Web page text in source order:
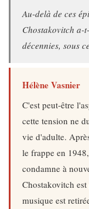
Au-delà de ces
Chostakovitch a-
décennies, sous
Hélène Vasnier
C'est peut-être
cette tension ne
vie d'adulte.
le frappe en
condamne à
Chostakovitch
musique est